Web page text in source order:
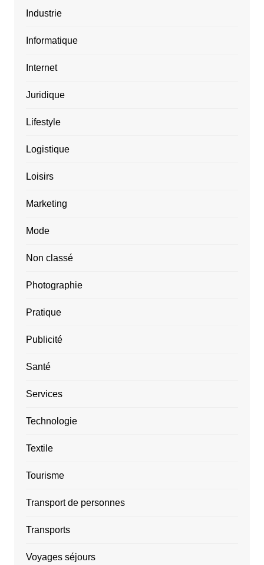
Industrie
Informatique
Internet
Juridique
Lifestyle
Logistique
Loisirs
Marketing
Mode
Non classé
Photographie
Pratique
Publicité
Santé
Services
Technologie
Textile
Tourisme
Transport de personnes
Transports
Voyages séjours